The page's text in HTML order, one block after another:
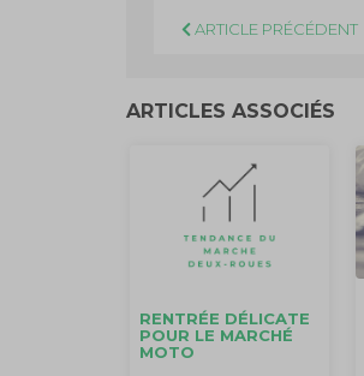
ARTICLE PRÉCÉDENT
ARTICLES ASSOCIÉS
RENTRÉE DÉLICATE
POUR LE MARCHÉ
MOTO